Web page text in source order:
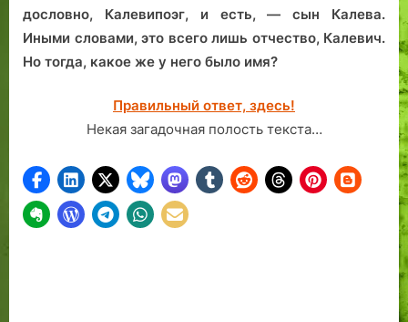
дословно, Калевипоэг, и есть, — сын Калева.
Иными словами, это всего лишь отчество, Калевич.
Но тогда, какое же у него было имя?
Правильный ответ, здесь!
Некая загадочная полость текста…